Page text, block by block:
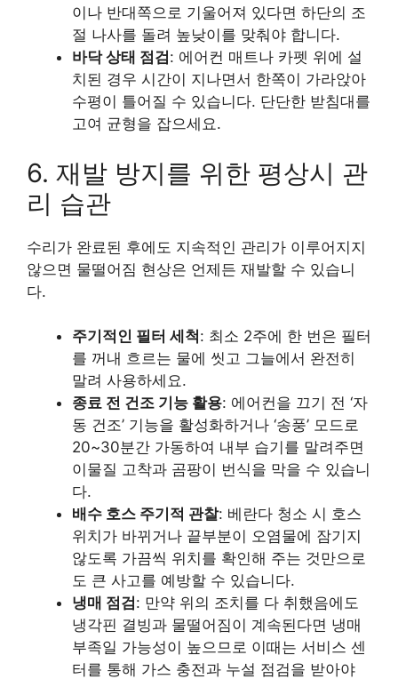
이나 반대쪽으로 기울어져 있다면 하단의 조
절 나사를 돌려 높낮이를 맞춰야 합니다.
바닥 상태 점검 : 에어컨 매트나 카펫 위에 설
치된 경우 시간이 지나면서 한쪽이 가라앉아
수평이 틀어질 수 있습니다. 단단한 받침대를
고여 균형을 잡으세요.
6. 재발 방지를 위한 평상시 관
리 습관
수리가 완료된 후에도 지속적인 관리가 이루어지지
않으면 물떨어짐 현상은 언제든 재발할 수 있습니
다.
주기적인 필터 세척 : 최소 2주에 한 번은 필터
를 꺼내 흐르는 물에 씻고 그늘에서 완전히
말려 사용하세요.
종료 전 건조 기능 활용: 에어컨을 끄기 전 ‘자
동 건조’ 기능을 활성화하거나 ‘송풍’ 모드로
20~30분간 가동하여 내부 습기를 말려주면
이물질 고착과 곰팡이 번식을 막을 수 있습니
다.
배수 호스 주기적 관찰: 베란다 청소 시 호스
위치가 바뀌거나 끝부분이 오염물에 잠기지
않도록 가끔씩 위치를 확인해 주는 것만으로
도 큰 사고를 예방할 수 있습니다.
냉매 점검 : 만약 위의 조치를 다 취했음에도
냉각핀 결빙과 물떨어짐이 계속된다면 냉매
부족일 가능성이 높으므로 이때는 서비스 센
터를 통해 가스 충전과 누설 점검을 받아야